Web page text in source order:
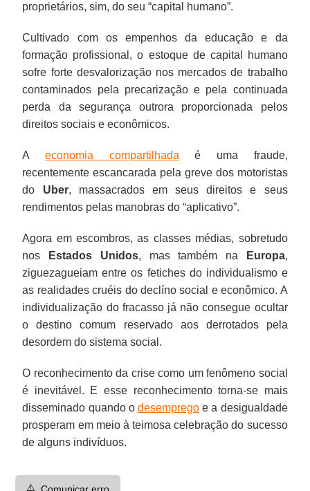
proprietários, sim, do seu “capital humano”.
Cultivado com os empenhos da educação e da
formação profissional, o estoque de capital humano
sofre forte desvalorização nos mercados de trabalho
contaminados pela precarização e pela continuada
perda da segurança outrora proporcionada pelos
direitos sociais e econômicos.
Aeconomia compartilhada é uma fraude,
recentemente escancarada pela greve dos motoristas
do Uber, massacrados em seus direitos e seus
rendimentos pelas manobras do “aplicativo”.
Agora em escombros, as classes médias, sobretudo
nos
Estados Unidos, mas também na Europa,
ziguezagueiam entre os fetiches do individualismo e
as realidades cruéis do declíno social e econômico. A
individualização do fracasso já não consegue ocultar
o destino comum reservado aos derrotados pela
desordem do sistema social.
O reconhecimento da crise como um fenômeno social
é inevitável. E esse reconhecimento torna-se mais
disseminado quando o desemprego e a desigualdade
prosperam em meio à teimosa celebração do sucesso
de alguns indivíduos.
⚠️ Comunicar erro